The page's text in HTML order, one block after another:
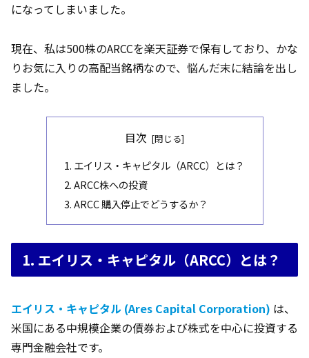
になってしまいました。
現在、私は500株のARCCを楽天証券で保有しており、かな
りお気に入りの高配当銘柄なので、悩んだ末に結論を出し
ました。
目次
1. エイリス・キャピタル（ARCC）とは？
2. ARCC株への投資
3. ARCC 購入停止でどうするか？
1. エイリス・キャピタル（ARCC）とは？
エイリス・キャピタル (Ares Capital Corporation) は、
米国にある中規模企業の債券および株式を中心に投資する
専門金融会社です。